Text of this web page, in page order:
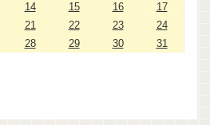
14 15 16
17
21 22 23
24
28 29 30 31